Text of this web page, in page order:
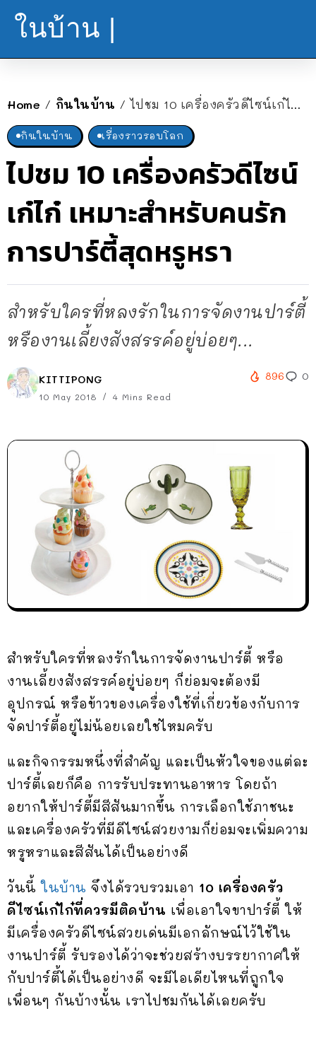
ในบ้าน |
Home / กินในบ้าน / ไปชม 10 เครื่องครัวดีไซน์เก๋ไก๋ เหมาะสำหรับคนรักการปาร์ตี้สุดหรูหรา
กินในบ้าน เรื่องราวรอบโลก
ไปชม 10 เครื่องครัวดีไซน์
เก๋ไก๋ เหมาะสำหรับคนรัก
การปาร์ตี้สุดหรูหรา
สำหรับใครที่หลงรักในการจัดงานปาร์ตี้
หรืองานเลี้ยงสังสรรค์อยู่บ่อยๆ...
KITTIPONG
10 May 2018 4 Mins Read
896 0
สำหรับใครที่หลงรักในการจัดงานปาร์ตี้ หรือ
งานเลี้ยงสังสรรค์อยู่บ่อยๆ ก็ย่อมจะต้องมี
อุปกรณ์ หรือข้าวของเครื่องใช้ที่เกี่ยวข้องกับการ
จัดปาร์ตี้อยู่ไม่น้อยเลยใช่ไหมครับ
และกิจกรรมหนึ่งที่สำคัญ และเป็นหัวใจของแต่ละ
ปาร์ตี้เลยก็คือ การรับประทานอาหาร โดยถ้า
อยากให้ปาร์ตี้มีสีสันมากขึ้น การเลือกใช้ภาชนะ
และเครื่องครัวที่มีดีไซน์สวยงามก็ย่อมจะเพิ่มความ
หรูหราและสีสันได้เป็นอย่างดี
วันนี้ในบ้าน จึงได้รวบรวมเอา 10 เครื่องครัว
ดีไซน์เก๋ไก๋ที่ควรมีติดบ้าน เพื่อเอาใจขาปาร์ตี้ ให้
มีเครื่องครัวดีไซน์สวยเด่นมีเอกลักษณ์ไว้ใช้ใน
งานปาร์ตี้ รับรองได้ว่าจะช่วยสร้างบรรยากาศให้
กับปาร์ตี้ได้เป็นอย่างดี จะมีไอเดียไหนที่ถูกใจ
เพื่อนๆ กันบ้างนั้น เราไปชมกันได้เลยครับ